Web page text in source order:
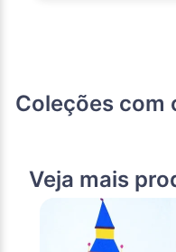
Coleções com
Veja mais